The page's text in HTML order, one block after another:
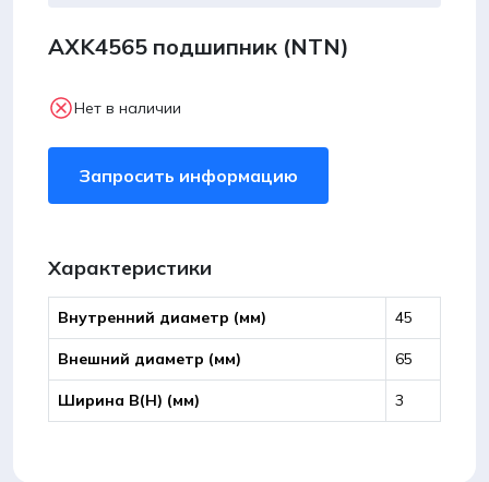
AXK4565 подшипник (NTN)
Нет в наличии
Запросить информацию
Характеристики
Внутренний диаметр (мм) 45
Внешний диаметр (мм) 65
Ширина B(Н) (мм) 3